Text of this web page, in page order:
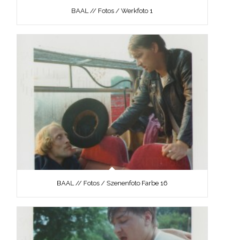
BAAL // Fotos / Werkfoto 1
BAAL // Fotos / Szenenfoto Farbe 16